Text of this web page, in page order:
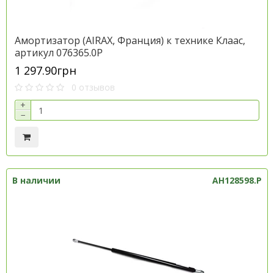
Амортизатор (AIRAX, Франция) к технике Клаас,
артикул 076365.0P
1 297.90грн
0 отзывов
+
−
В наличии AH128598.P